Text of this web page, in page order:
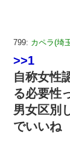
799: カペラ(埼
>>1
自称女性
る必要性
男女区別
でいいね